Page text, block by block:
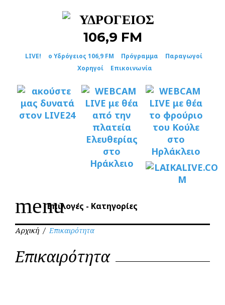
LIVE! ο Υδρόγειος 106,9 FM Πρόγραμμα
Παραγωγοί
Χορηγοί
Επικοινωνία
menuΕπιλογές - Κατηγορίες
Αρχική / Επικαιρότητα
Επικαιρότητα
Επικαιρότητα